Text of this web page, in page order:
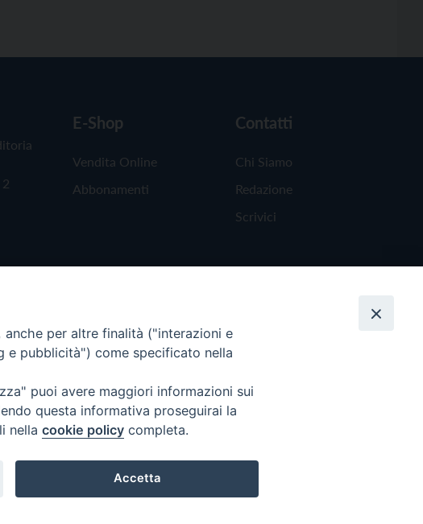
E-Shop
Vendita Online
Abbonamenti
Contatti
Chi Siamo
Redazione
Scrivici
per altre finalità ("interazioni e
e pubblicità") come specificato nella
puoi avere maggiori informazioni sui
questa informativa proseguirai la
nella cookie policy completa.
Accetta